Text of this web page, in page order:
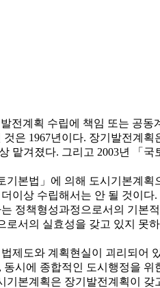
전계획 수립에 책임 또는 공동
은 1967년이다. 장기발전계획
맡겨졌다. 그리고 2003년 「
본법」에 의해 도시기본계획
이상 수립해서는 안 될 것이다
정책형성과정으로서의 기본
서의 실효성을 갖고 있지 못
제도와 계획현실이 괴리되어
시에 종합적인 도시행정을
본계획은 장기발전계획이 갖